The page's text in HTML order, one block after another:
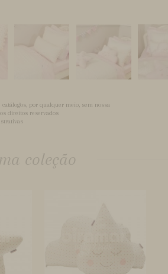
por qualquer meio, sem nossa
direitos reservados
coleção